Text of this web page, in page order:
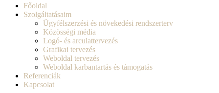
Főoldal
Szolgáltatásaim
Ügyfélszerzési és növekedési rendszerterv
Közösségi média
Logó- és arculattervezés
Grafikai tervezés
Weboldal tervezés
Weboldal karbantartás és támogatás
Referenciák
Kapcsolat